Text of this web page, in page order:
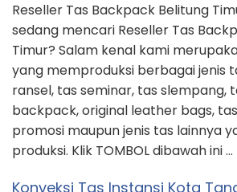
Reseller Tas Backpack Belitung
sedang mencari Reseller Tas
Timur? Salam kenal kami
yang memproduksi berbagai jenis
ransel, tas seminar, tas slempang,
backpack, original leather bags,
promosi maupun jenis tas lainnya
produksi. Klik TOMBOL dibawah ini …
Konveksi Tas Instansi Kota